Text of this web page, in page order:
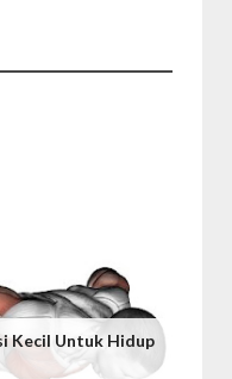
Kecil Untuk Hidup